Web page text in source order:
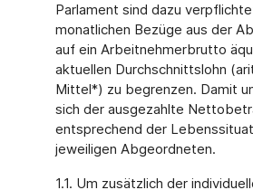
Parlament sind dazu
monatlichen Bezüge aus der
auf ein Arbeitnehmerbrutto
aktuellen Durchschnittslohn
Mittel*) zu begrenzen. Damit
sich der ausgezahlte
entsprechend der
jeweiligen Abgeordneten.
1.1. Um zusätzlich der